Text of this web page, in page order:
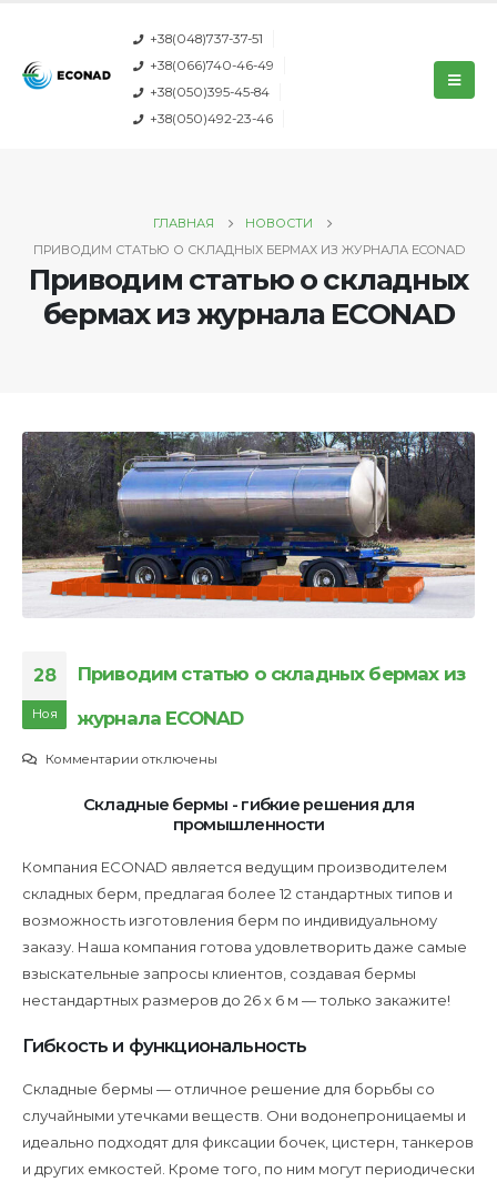
+38(048)737-37-51
+38(066)740-46-49
+38(050)395-45-84
+38(050)492-23-46
ГЛАВНАЯ
НОВОСТИ
ПРИВОДИМ СТАТЬЮ О СКЛАДНЫХ БЕРМАХ ИЗ ЖУРНАЛА ECONAD
Приводим статью о складных
бермах из журнала ECONAD
28
Ноя
Приводим статью о складных бермах из
журнала ECONAD
Комментариик
Приводим
о
складных
бермах
из
журнала
ECONAD
отключены
Складные бермы - гибкие решения для
промышленности
Компания ECONAD является ведущим производителем
складных берм, предлагая более 12 стандартных типов и
возможность изготовления берм по индивидуальному
заказу. Наша компания готова удовлетворить даже самые
взыскательные запросы клиентов, создавая бермы
нестандартных размеров до 26 х 6 м — только закажите!
Гибкость и функциональность
Складные бермы — отличное решение для борьбы со
случайными утечками веществ. Они водонепроницаемы и
идеально подходят для фиксации бочек, цистерн, танкеров
и других емкостей. Кроме того, по ним могут периодически